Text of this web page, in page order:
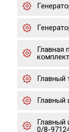
Главная
комплект
Главный
Главный
Главный
0/8-